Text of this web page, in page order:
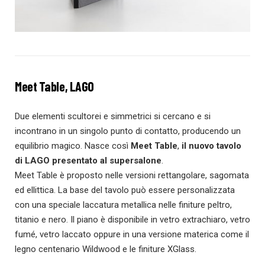
Meet Table, LAGO
Due elementi scultorei e simmetrici si cercano e si
incontrano in un singolo punto di contatto, producendo un
equilibrio magico. Nasce così Meet Table, il nuovo tavolo
di LAGO presentato al supersalone.
Meet Table è proposto nelle versioni rettangolare, sagomata
ed ellittica. La base del tavolo può essere personalizzata
con una speciale laccatura metallica nelle finiture peltro,
titanio e nero. Il piano è disponibile in vetro extrachiaro, vetro
fumé, vetro laccato oppure in una versione materica come il
legno centenario Wildwood e le finiture XGlass.